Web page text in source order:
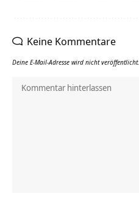
Keine Kommentare
Deine E-Mail-Adresse wird nicht veröffentlicht.